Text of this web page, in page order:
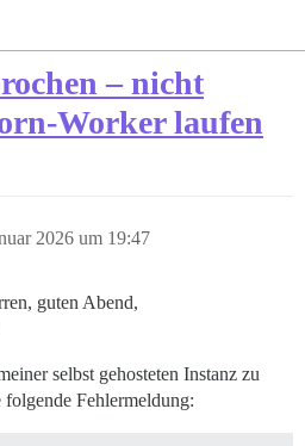
– nicht
Worker laufen
2026 um 19:47
guten Abend,
selbst gehosteten Instanz zu
folgende Fehlermeldung: